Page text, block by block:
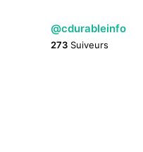
@cdurableinfo
273 Suiveurs